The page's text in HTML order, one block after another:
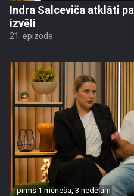
Indra Salceviča atklāti
izvēli
21. epizode
pirms 1 mēneša, 3 nedēļām